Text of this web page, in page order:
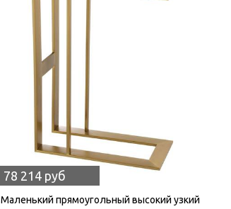
78 214 руб
Маленький прямоугольный высокий узкий